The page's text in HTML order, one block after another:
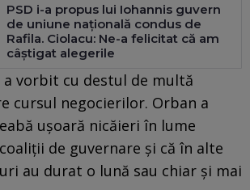
PSD i-a propus lui Iohannis guvern
de uniune națională condus de
Rafila. Ciolacu: Ne-a felicitat că am
câștigat alegerile
vorbit cu destul de multă
cursul negocierilor. Orban a
ușoară nicăieri în lume
de guvernare și că în alte
au durat o lună sau chiar și mai